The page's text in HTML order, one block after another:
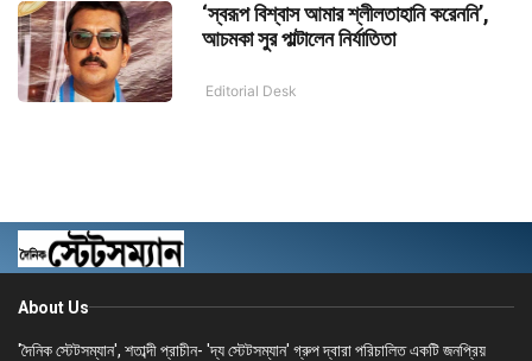
‘স্বরূপ বিশ্বাস আমার শ্লীলতাহানি করেননি’,
আচমকা সুর পাল্টালেন নির্যাতিতা
Editorial Desk
About Us
'দৈনিক স্টেটসম্যান', শতাব্দী প্রাচীন- 'দ্য স্টেটসম্যান' গ্রুপ দ্বারা পরিচালিত একটি জনপ্রিয়